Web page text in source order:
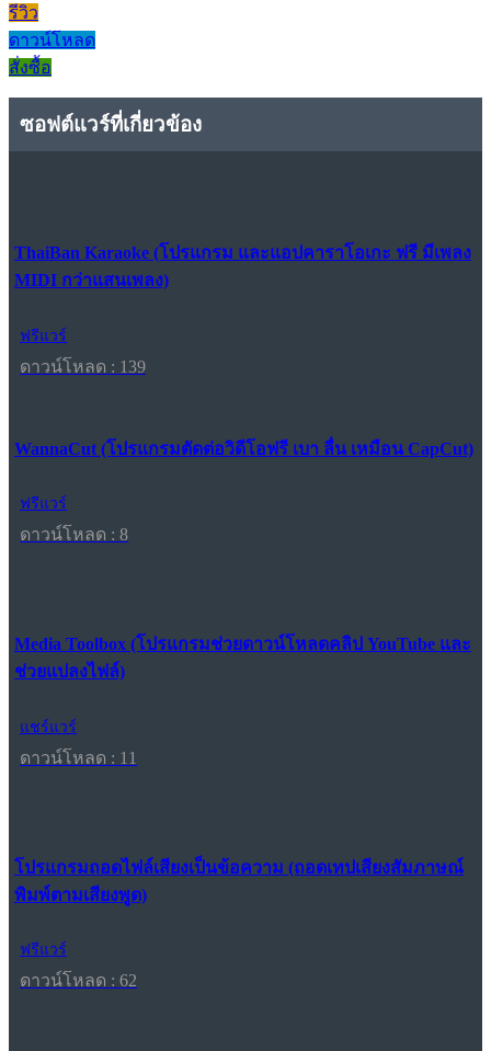
รีวิว
ดาวน์โหลด
สั่งซื้อ
ซอฟต์แวร์ที่เกี่ยวข้อง
ThaiBan Karaoke (โปรแกรม และแอปคาราโอเกะ ฟรี มีเพลง
MIDI กว่าแสนเพลง)
ฟรีแวร์
ดาวน์โหลด : 139
WannaCut (โปรแกรมตัดต่อวิดีโอฟรี เบา ลื่น เหมือน CapCut)
ฟรีแวร์
ดาวน์โหลด : 8
Media Toolbox (โปรแกรมช่วยดาวน์โหลดคลิป YouTube และ
ช่วยแปลงไฟล์)
แชร์แวร์
ดาวน์โหลด : 11
โปรแกรมถอดไฟล์เสียงเป็นข้อความ (ถอดเทปเสียงสัมภาษณ์
พิมพ์ตามเสียงพูด)
ฟรีแวร์
ดาวน์โหลด : 62